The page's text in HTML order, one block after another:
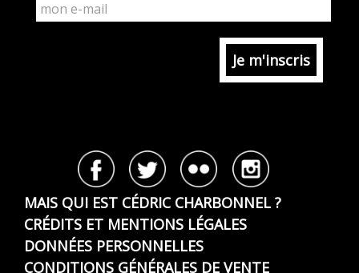
MAIS QUI EST CÉDRIC CHARBONNEL ?
CRÉDITS ET MENTIONS LÉGALES
DONNÉES PERSONNELLES
CONDITIONS GÉNÉRALES DE VENTE